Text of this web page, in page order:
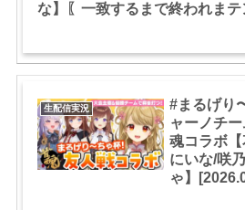
な】〖一致するまで終われま
生配信実況
#まるげり
ャーノチ
魂コラボ
にいな/咲
ゃ】